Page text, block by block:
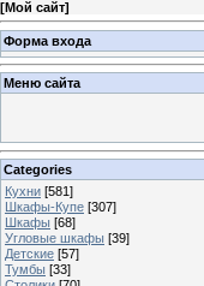
[Мой сайт]
Форма входа
Меню сайта
Categories
Кухни [581]
Шкафы-Купе [307]
Шкафы [68]
Угловые шкафы [39]
Детские [57]
Тумбы [33]